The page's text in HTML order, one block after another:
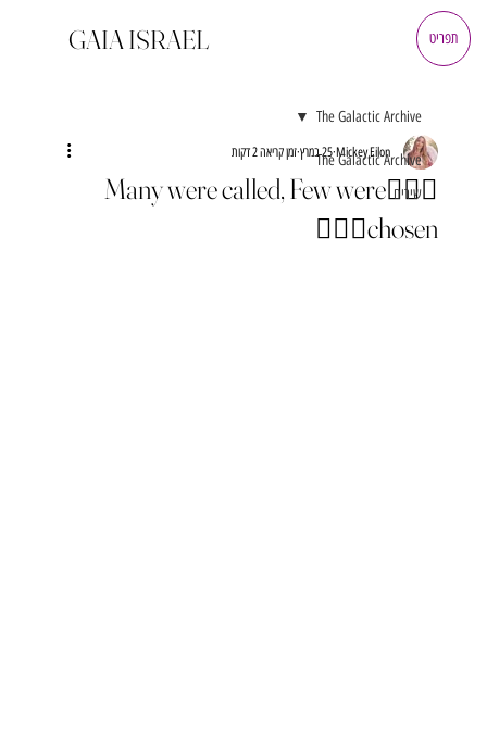
GAIA ISRAEL תפריט
The Galactic Archive
שירים
The Galactic Archive
🧚🏼‍♂️Many were called, Few were
chosen🧚🏼‍♂️
Mickey Eilon 25 במרץ זמן קריאה 2 דקות